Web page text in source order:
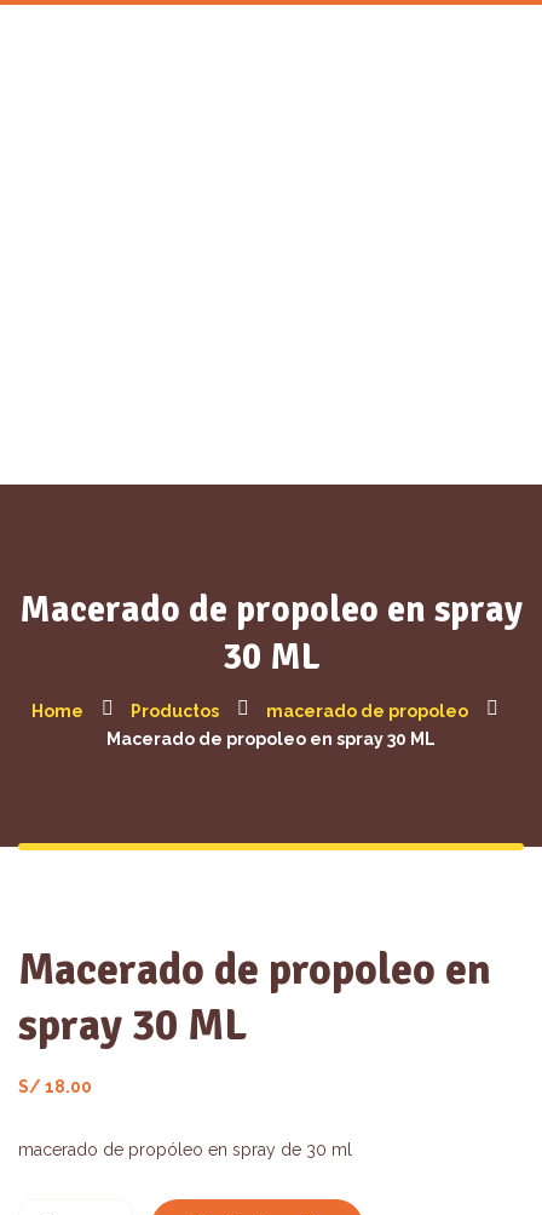
Macerado de propoleo en spray
30 ML
Home Productos
macerado de propoleo
Macerado de propoleo en spray 30 ML
Macerado de propoleo en
spray 30 ML
S/18.00
macerado de propóleo en spray de 30 ml